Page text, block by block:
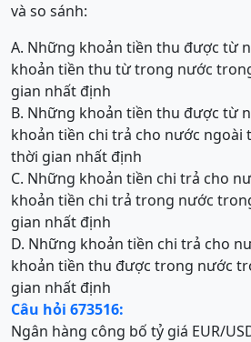
và so sánh:
A. Những khoản tiền thu được từ
khoản tiền thu từ trong nước
gian nhất định
B. Những khoản tiền thu được từ
khoản tiền chi trả cho nước
thời gian nhất định
C. Những khoản tiền chi trả cho
khoản tiền chi trả trong nước
gian nhất định
D. Những khoản tiền chi trả cho
khoản tiền thu được trong nước
gian nhất định
Câu hỏi 673516:
Ngân hàng công bố tỷ giá EUR/